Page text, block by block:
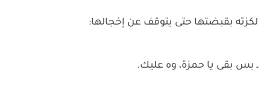
لكزته بقبضتها حتى يتوقف عن إخجالها:
ـ بس بقى يا حمزة، وه عليك.